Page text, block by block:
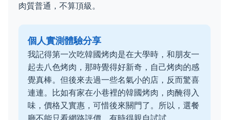
肉質普通，不算頂級。
個人實測體驗分享
我記得第一次吃韓國烤肉是在大學時，和朋友一
起去八色烤肉，那時覺得好新奇，自己烤肉的感
覺真棒。但後來去過一些名氣小的店，反而驚喜
連連。比如有家在小巷裡的韓國烤肉，肉醃得入
味，價格又實惠，可惜後來關門了。所以，選餐
廳不能只看網路評價，有時得親自試試。